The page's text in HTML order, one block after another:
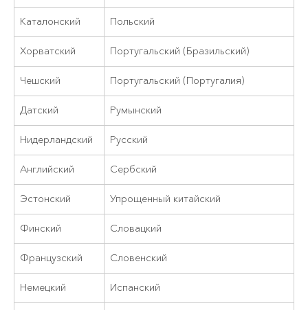
Каталонский Польский
Хорватский Португальский (Бразильский)
Чешский Португальский (Португалия)
Датский Румынский
Нидерландский Русский
Английский Сербский
Эстонский Упрощенный китайский
Финский Словацкий
Французский Словенский
Немецкий Испанский